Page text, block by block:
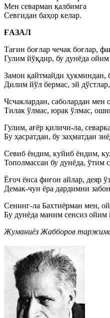
Мен севарман қалбимга
Севгидан баҳор келар.
ҒАЗАЛ
Тағин боғлар чечак боғлар,
Гулим йўқдир, бу дунёда
Замон қайтмайди ҳукминдан,
Дилим йўл бермас, эй
Чсчаклардан, саболардан мен
Тилак ўлмас, юрак ўлмас,
Гулим, ағёр қиличи-ла,
Бу ҳасратдан, бу заҳматдан
Севиб ёндим, куйиб ёндим,
Тополмассан бу дунёда, ўтим
Ёғоч ёнса фиғон айлар, деяр
Демак-чун ёра дардимни
Сенинг-ла Бахтиёрман мен,
Бу дунёда маним сенсиз
Жуманиёз Жабборов